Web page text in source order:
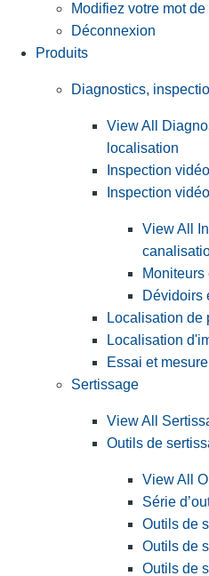
Modifiez votre mot
Déconnexion
Produits
Diagnostics,
View All
localisation
Inspection
Inspection
View All
Moniteurs
Dévidoirs
Localisation de
Localisation
Essai et mesure
Sertissage
View All
Outils de
View All
Série
Outils de
Outils de
Outils de